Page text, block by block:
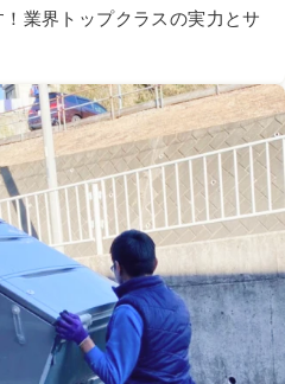
業界トップクラスの実力とサ